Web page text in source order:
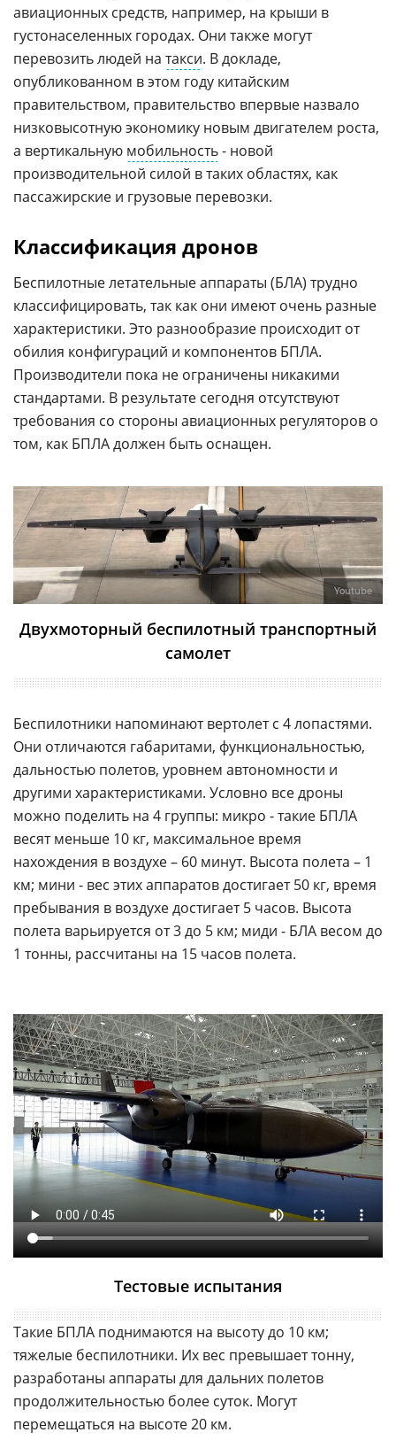
авиационных средств, например, на крыши в
густонаселенных городах. Они также могут
перевозить людей на такси. В докладе,
опубликованном в этом году китайским
правительством, правительство впервые назвало
низковысотную экономику новым двигателем роста,
а вертикальную мобильность- новой
производительной силой в таких областях, как
пассажирские и грузовые перевозки.
Классификация дронов
Беспилотные летательные аппараты (БЛА) трудно
классифицировать, так как они имеют очень разные
характеристики. Это разнообразие происходит от
обилия конфигураций и компонентов БПЛА.
Производители пока не ограничены никакими
стандартами. В результате сегодня отсутствуют
требования со стороны авиационных регуляторов о
том, как БПЛА должен быть оснащен.
Youtube
Двухмоторный беспилотный транспортный
самолет
Беспилотники напоминают вертолет с 4 лопастями.
Они отличаются габаритами, функциональностью,
дальностью полетов, уровнем автономности и
другими характеристиками. Условно все дроны
можно поделить на 4 группы: микро - такие БПЛА
весят меньше 10 кг, максимальное время
нахождения в воздухе – 60 минут. Высота полета – 1
км; мини - вес этих аппаратов достигает 50 кг, время
пребывания в воздухе достигает 5 часов. Высота
полета варьируется от 3 до 5 км; миди - БЛА весом до
1 тонны, рассчитаны на 15 часов полета.
Тестовые испытания
Такие БПЛА поднимаются на высоту до 10 км;
тяжелые беспилотники. Их вес превышает тонну,
разработаны аппараты для дальних полетов
продолжительностью более суток. Могут
перемещаться на высоте 20 км.